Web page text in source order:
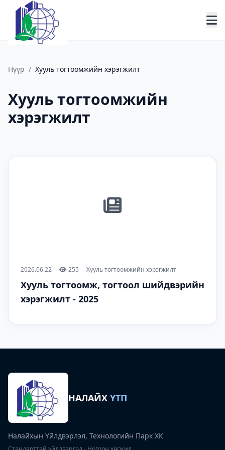
Нүүр / Хууль тогтоомжийн хэрэгжилт
Хууль тогтоомжийн
хэрэгжилт
2026.06.22 255 Хууль тогтоомжийн хэрэгжилт
Хууль тогтоомж, тогтоол шийдвэрийн
хэрэгжилт - 2025
НАЛАЙХ ҮТП
Налайхын Үйлдвэрлэл, Технологийн Парк ХК